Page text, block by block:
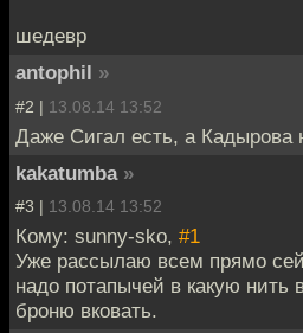
шедевр
antophil »
#2 | 13.08.14 13:52
Даже Сигал есть, а Кадырова
kakatumba »
#3 | 13.08.14 13:52
Кому: sunny-sko, #1
Уже рассылаю всем прямо
надо потапычей в какую нить
броню вковать.